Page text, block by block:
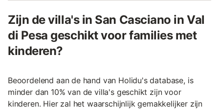
Zijn de villa's in San Casciano in Val
di Pesa geschikt voor families met
kinderen?
Beoordelend aan de hand van Holidu's database, is
minder dan 10% van de villa's geschikt zijn voor
kinderen. Hier zal het waarschijnlijk gemakkelijker zijn